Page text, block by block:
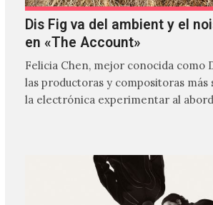
Dis Fig va del ambient y el
en «The Account»
Felicia Chen, mejor conocida como
las productoras y compositoras más
la electrónica experimentar al